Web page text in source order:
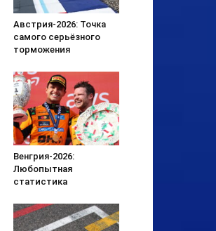
Австрия-2026: Точка
самого серьёзного
торможения
Венгрия-2026:
Любопытная
статистика